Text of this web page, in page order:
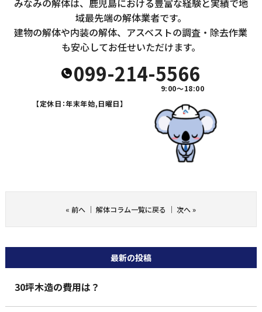
域最先端の解体業者です。
建物の解体や内装の解体、アスベストの調査・除去作業
も安心してお任せいただけます。
099-214-5566
9:00～18:00
【定休日：年末年始,日曜日】
« 前へ ｜解体コラム一覧に戻る ｜次へ»
最新の投稿
30坪木造の費用は？